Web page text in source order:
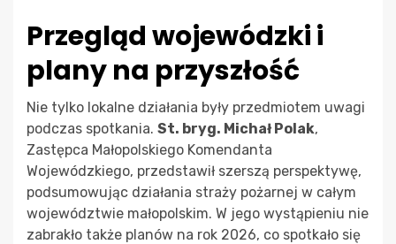
Przegląd wojewódzki i
plany na przyszłość
Nie tylko lokalne działania były przedmiotem uwagi
podczas spotkania. St. bryg. Michał Polak,
Zastępca Małopolskiego Komendanta
Wojewódzkiego, przedstawił szerszą perspektywę,
podsumowując działania straży pożarnej w całym
województwie małopolskim. W jego wystąpieniu nie
zabrakło także planów na rok 2026, co spotkało się